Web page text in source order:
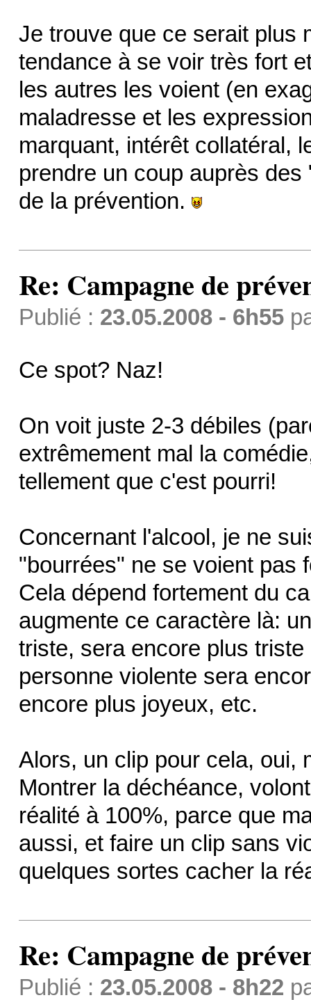
Je trouve que ce serait plus
tendance à se voir très fort
les autres les voient (en
maladresse et les
marquant, intérêt collatéral,
prendre un coup auprès
de la prévention.
Re: Campagne de
Publié : 23.05.2008 - 6h55
Ce spot? Naz!
On voit juste 2-3 débiles
extrêmement mal la
tellement que c'est pourri!
Concernant l'alcool, je ne
"bourrées" ne se voient pas
Cela dépend fortement du
augmente ce caractère là:
triste, sera encore plus
personne violente sera
encore plus joyeux, etc.
Alors, un clip pour cela, oui,
Montrer la déchéance,
réalité à 100%, parce que
aussi, et faire un clip sans
quelques sortes cacher la
Re: Campagne de
Publié : 23.05.2008 - 8h22